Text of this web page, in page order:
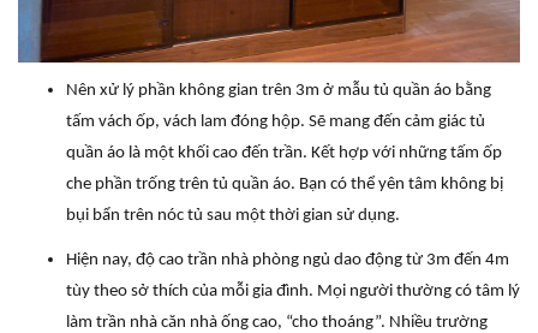
Nên xử lý phần không gian trên 3m ở mẫu tủ quần áo bằng
tấm vách ốp, vách lam đóng hộp. Sẽ mang đến cảm giác tủ
quần áo là một khối cao đến trần. Kết hợp với những tấm ốp
che phần trống trên tủ quần áo. Bạn có thể yên tâm không bị
bụi bẩn trên nóc tủ sau một thời gian sử dụng.
Hiện nay, độ cao trần nhà phòng ngủ dao động từ 3m đến 4m
tùy theo sở thích của mỗi gia đình. Mọi người thường có tâm lý
làm trần nhà căn nhà ống cao, “cho thoáng”. Nhiều trường